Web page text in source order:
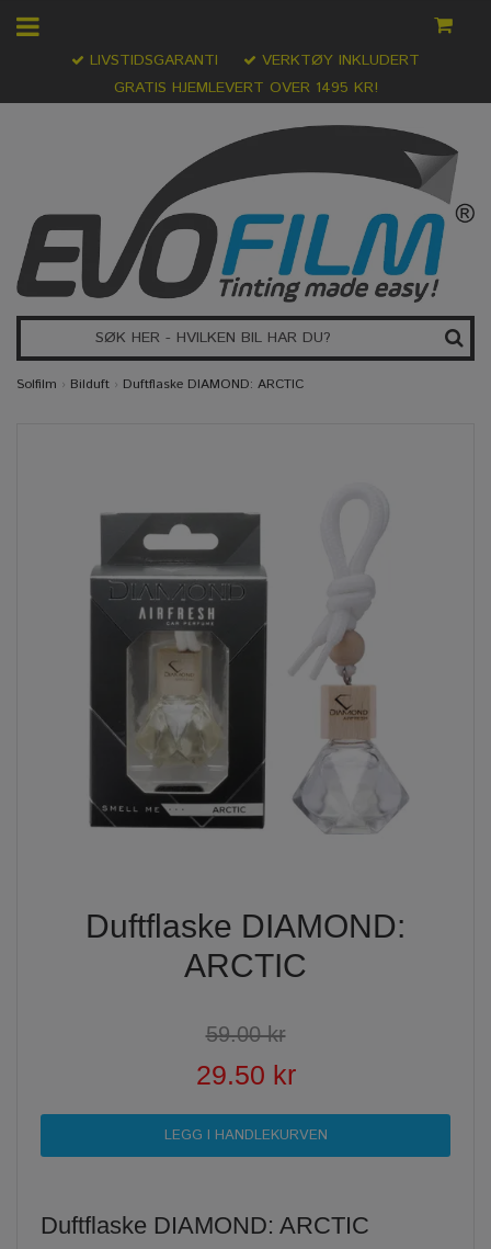
GRATIS HJEMLEVERT OVER 1495 KR!
LIVSTIDSGARANTI VERKTØY INKLUDERT
Solfilm › Bilduft › Duftflaske DIAMOND: ARCTIC
Duftflaske DIAMOND:
ARCTIC
59.00 kr
29.50 kr
Duftflaske DIAMOND: ARCTIC